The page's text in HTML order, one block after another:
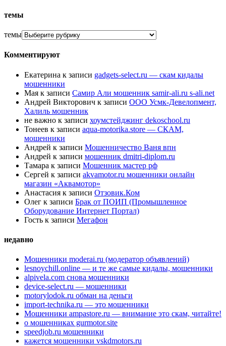
темы
темы
Комментируют
Екатерина к записи gadgets-select.ru — скам кидалы
мошенники
Мая к записи Самир Али мошенник samir-ali.ru s-ali.net
Андрей Викторович к записи ООО Усмк-Девелопмент,
Халиль мошенник
не важно к записи хоумстейджинг dekoschool.ru
Тонеев к записи aqua-motorika.store — СКАМ,
мошенники
Андрей к записи Мошенничество Ваня впн
Андрей к записи мошенник dmitri-diplom.ru
Тамара к записи Мошенник мастер рф
Сергей к записи akvamotor.ru мошенники онлайн
магазин «Аквамотор»
Анастасия к записи Отзовик.Ком
Олег к записи Брак от ПОИП (Промышленное
Оборудование Интернет Портал)
Гость к записи Мегафон
недавно
Мошенники moderai.ru (модератор объявлений)
lesnoychill.online — и те же самые кидалы, мошенники
alpivela.com снова мошенники
device-select.ru — мошенники
motorylodok.ru обман на деньги
import-technika.ru — это мошенники
Мошенники ampastore.ru — внимание это скам, читайте!
о мошенниках gurmotor.site
speedjob.ru мошенники
кажется мошенники vskdmotors.ru